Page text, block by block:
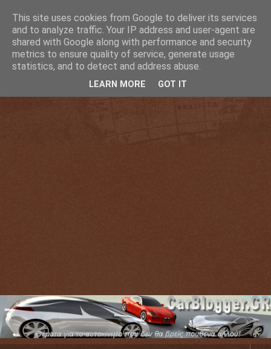
This site uses cookies from Google to deliver its services
and to analyze traffic. Your IP address and user-agent are
shared with Google along with performance and security
metrics to ensure quality of service, generate usage
statistics, and to detect and address abuse.
LEARN MORE GOT IT